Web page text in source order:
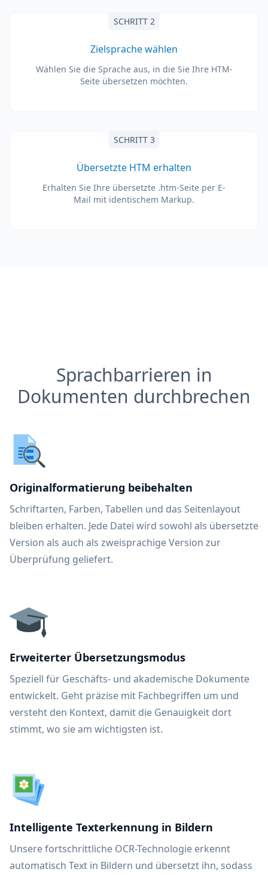
SCHRITT 2
Zielsprache wählen
Wählen Sie die Sprache aus, in die Sie Ihre HTM-
Seite übersetzen möchten.
SCHRITT 3
Übersetzte HTM erhalten
Erhalten Sie Ihre übersetzte .htm-Seite per E-
Mail mit identischem Markup.
Sprachbarrieren in
Dokumenten durchbrechen
Originalformatierung beibehalten
Schriftarten, Farben, Tabellen und das Seitenlayout
bleiben erhalten. Jede Datei wird sowohl als übersetzte
Version als auch als zweisprachige Version zur
Überprüfung geliefert.
Erweiterter Übersetzungsmodus
Speziell für Geschäfts- und akademische Dokumente
entwickelt. Geht präzise mit Fachbegriffen um und
versteht den Kontext, damit die Genauigkeit dort
stimmt, wo sie am wichtigsten ist.
Intelligente Texterkennung in Bildern
Unsere fortschrittliche OCR-Technologie erkennt
automatisch Text in Bildern und übersetzt ihn, sodass